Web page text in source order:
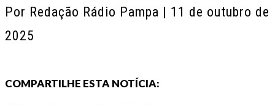
Por Redação Rádio Pampa | 11 de outubro de
2025
COMPARTILHE ESTA NOTÍCIA: